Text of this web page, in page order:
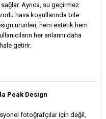
Ayrıca, su geçirmez
hava koşullarında bile
ürünleri, hem estetik hem
her anlarını daha
getirir.
Peak Design
fotoğrafçılar için değil,